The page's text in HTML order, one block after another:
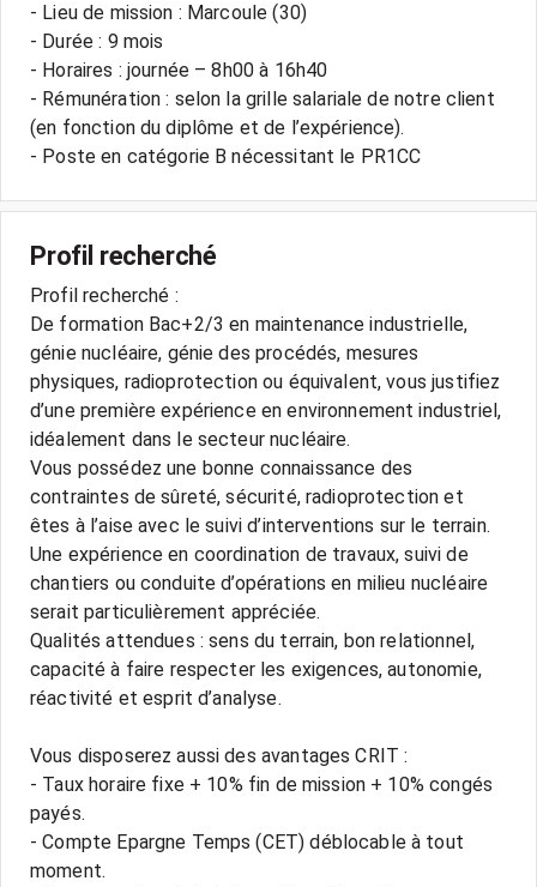
- Lieu de mission : Marcoule (30)
- Durée : 9 mois
- Horaires : journée – 8h00 à 16h40
- Rémunération : selon la grille salariale de notre client
(en fonction du diplôme et de l’expérience).
Profil recherché
Profil recherché :
De formation Bac+2/3 en maintenance industrielle,
génie nucléaire, génie des procédés, mesures
physiques, radioprotection ou équivalent, vous justifiez
d’une première expérience en environnement industriel,
idéalement dans le secteur nucléaire.
Vous possédez une bonne connaissance des
contraintes de sûreté, sécurité, radioprotection et
êtes à l’aise avec le suivi d’interventions sur le terrain.
Une expérience en coordination de travaux, suivi de
chantiers ou conduite d’opérations en milieu nucléaire
serait particulièrement appréciée.
Qualités attendues : sens du terrain, bon relationnel,
capacité à faire respecter les exigences, autonomie,
réactivité et esprit d’analyse.
Vous disposerez aussi des avantages CRIT :
- Taux horaire fixe + 10% fin de mission + 10% congés
payés.
- Compte Epargne Temps (CET) déblocable à tout
moment.